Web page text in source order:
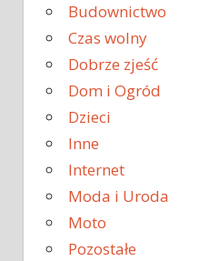
Budownictwo
Czas wolny
Dobrze zjeść
Dom i Ogród
Dzieci
Inne
Internet
Moda i Uroda
Moto
Pozostałe